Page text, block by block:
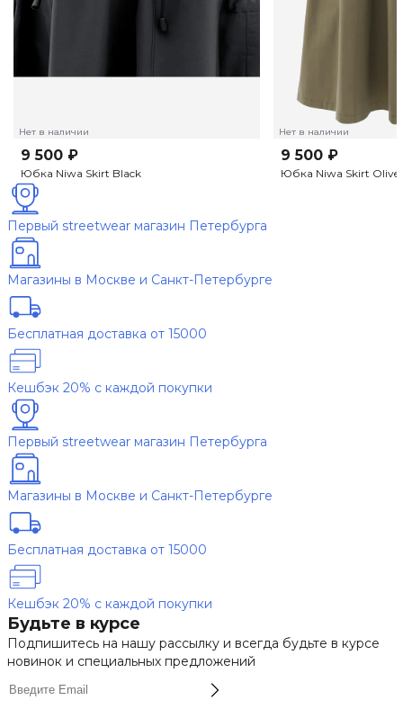
Нет в наличии
9 500 ₽
Юбка Niwa Skirt Black
Нет в наличии
9 500 ₽
Юбка Niwa Skirt Olive
Первый streetwear магазин Петербурга
Магазины в Москве и Санкт-Петербурге
Бесплатная доставка от 15000
Кешбэк 20% с каждой покупки
Первый streetwear магазин Петербурга
Магазины в Москве и Санкт-Петербурге
Бесплатная доставка от 15000
Кешбэк 20% с каждой покупки
Будьте в курсе
Подпишитесь на нашу рассылку и всегда будьте в курсе
новинок и специальных предложений